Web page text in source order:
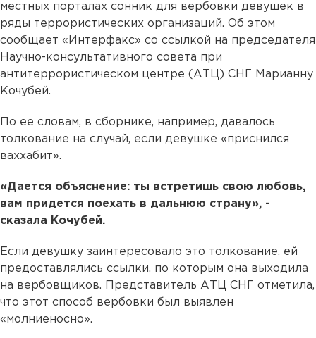
местных порталах сонник для вербовки девушек в
ряды террористических организаций. Об этом
сообщает «Интерфакс» со ссылкой на председателя
Научно-консультативного совета при
антитеррористическом центре (АТЦ) СНГ Марианну
Кочубей.
По ее словам, в сборнике, например, давалось
толкование на случай, если девушке «приснился
ваххабит».
«Дается объяснение: ты встретишь свою любовь,
вам придется поехать в дальнюю страну», -
сказала Кочубей.
Если девушку заинтересовало это толкование, ей
предоставлялись ссылки, по которым она выходила
на вербовщиков. Представитель АТЦ СНГ отметила,
что этот способ вербовки был выявлен
«молниеносно».